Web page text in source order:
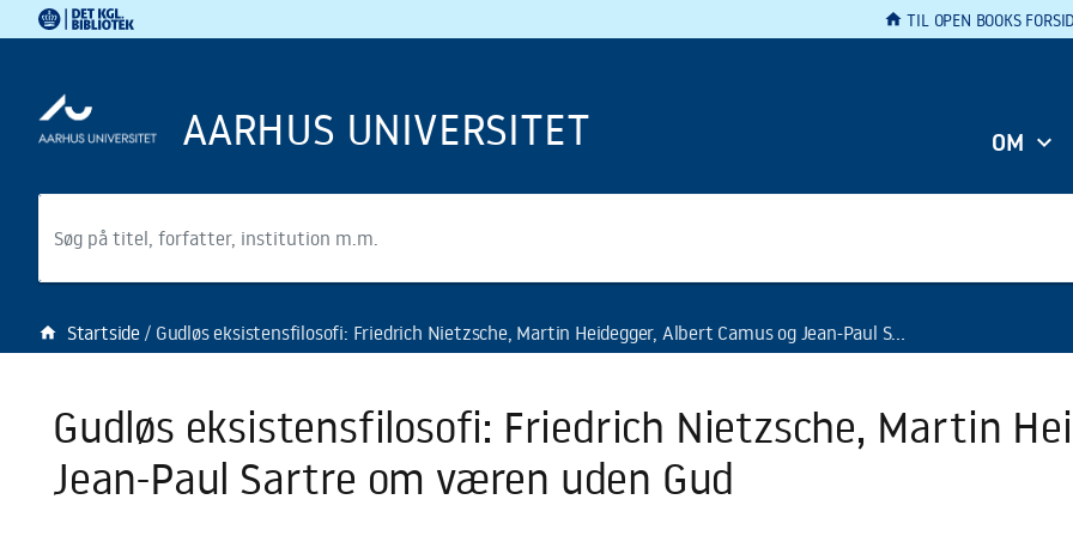
Det Kgl. Bibliotek home TIL OPEN BOOKS
AARHUS UNIVERSITET
Søg
OM
home Startside Gudløs eksistensfilosofi: Friedrich Nietzsche, Martin Heidegger, Albert Camus og Jean-Paul Sartre om væren uden Gud
Gudløs eksistensfilosofi: Friedrich Nietzsche, Martin
Jean-Paul Sartre om væren uden Gud